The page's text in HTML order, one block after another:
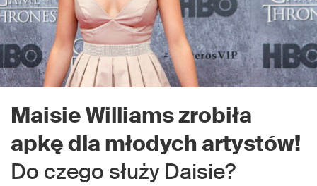
Maisie Williams zrobiła
apkę dla młodych artystów!
Do czego służy Daisie?